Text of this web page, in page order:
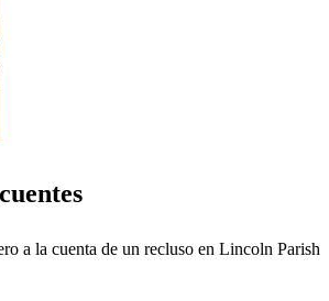
a la cuenta de un recluso en Lincoln Parish